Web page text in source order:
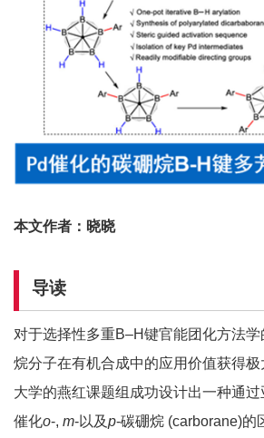
本文作者：晓晓
导读
对于选择性多重B–H键官能团化方法
烷分子在有机合成中的应用价值获得
大学的燕红课题组成功设计出一种通
催化o-, m-以及p-碳硼烷 (carborane)的